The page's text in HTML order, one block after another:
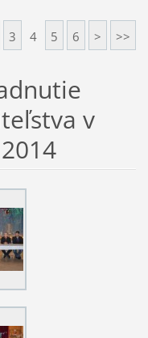
3 4 5 6 > >>
v